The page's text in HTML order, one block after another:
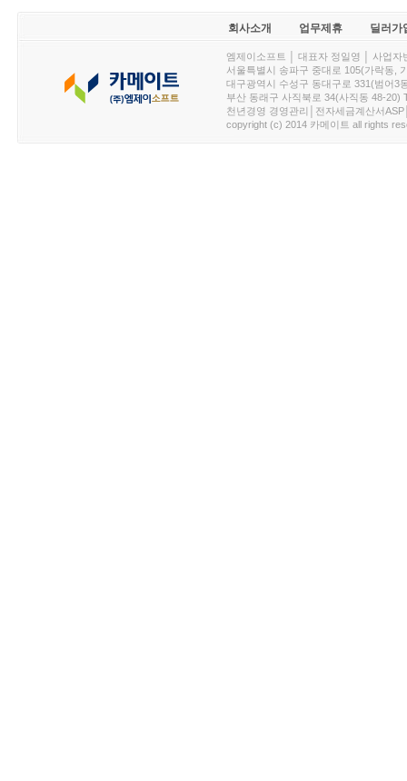
회사소개 업무제휴 딜러가
엠제이소프트 │ 대표자 정일영 │ 사업
서울특별시 송파구 중대로 105(가락동,
대구광역시 수성구 동대구로 331(범어3
부산 동래구 사직북로 34(사직동 48-20)
천년경영 경영관리│전자세금계산서
copyright (c) 2014 카메이트 all rights